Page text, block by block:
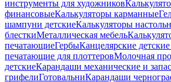
инструменты для художников
финансовыеКалькуляторы карманные
шампуни детскиеКалькуляторы
блесткиМеталлическая мебель
печатающиеГербыКанцелярские
печатающие для плоттеровМолочная
детскиеКарандаши механические и
грифелиГотовальниКарандаши